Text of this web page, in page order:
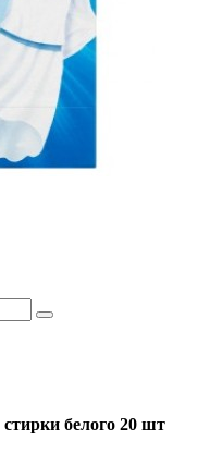
белого 20 шт